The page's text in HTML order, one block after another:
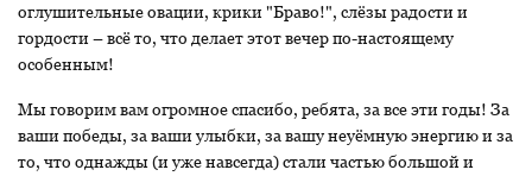
оглушительные овации, крики "Браво!", слёзы радости и
гордости – всё то, что делает этот вечер по-настоящему
особенным!
Мы говорим вам огромное спасибо, ребята, за все эти годы! За
ваши победы, за ваши улыбки, за вашу неуёмную энергию и за
то, что однажды (и уже навсегда) стали частью большой и